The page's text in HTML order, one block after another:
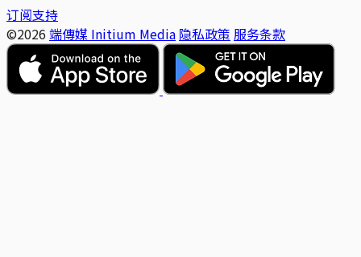
订阅支持
©2026 端傳媒 Initium Media 隐私政策 服务条款